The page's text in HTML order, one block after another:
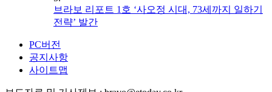
브라보 리포트 1호 ‘사오정 시대, 73세까지 일하기
전략’ 발간
PC버전
공지사항
사이트맵